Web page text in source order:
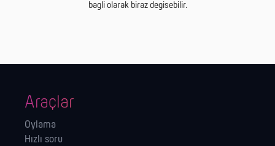
bagli olarak biraz degisebilir.
Araçlar
Oylama
Hızlı soru